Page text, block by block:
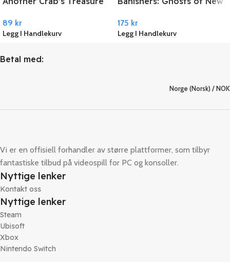
89 kr
Legg I Handlekurv
175 kr
Legg I Handlekurv
Betal med:
Norge (Norsk) / NOK
Vi er en offisiell forhandler av større plattformer, som tilbyr
fantastiske tilbud på videospill for PC og konsoller.
Nyttige lenker
Kontakt oss
Nyttige lenker
Steam
Ubisoft
Xbox
Nintendo Switch